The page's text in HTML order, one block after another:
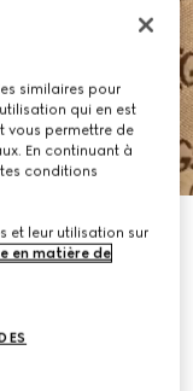
similaires pour
qui en est
vous permettre de
En continuant à
conditions
et leur utilisation sur
en matière de